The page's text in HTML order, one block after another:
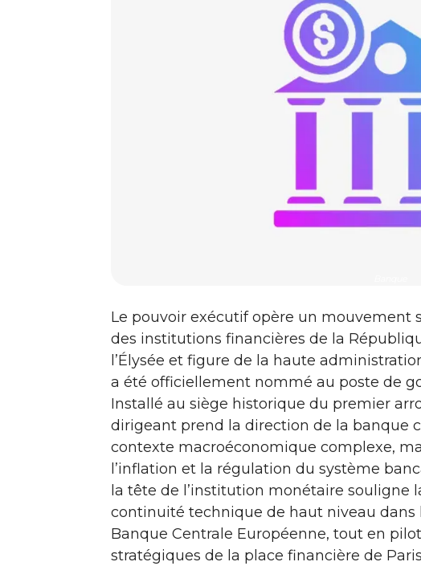
Le pouvoir exécutif opère un mouvement
des institutions financières de la
l’Élysée et figure de la haute
a été officiellement nommé au poste de
Installé au siège historique du premier
dirigeant prend la direction de la banque
contexte macroéconomique complexe,
l’inflation et la régulation du système
la tête de l’institution monétaire souligne
continuité technique de haut niveau dans
Banque Centrale Européenne, tout en
stratégiques de la place financière de